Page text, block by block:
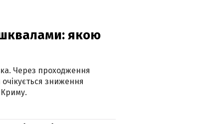
якою
Через проходження
зниження
Криму.